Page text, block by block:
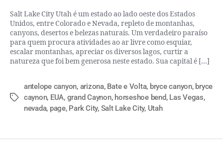
Salt Lake City Utah é um estado ao lado oeste dos Estados
Unidos, entre Colorado e Nevada, repleto de montanhas,
canyons, desertos e belezas naturais. Um verdadeiro paraíso
para quem procura atividades ao ar livre como esquiar,
escalar montanhas, apreciar os diversos lagos, curtir a
natureza que foi bem generosa neste estado. Sua capital é […]
antelope canyon, arizona, Bate e Volta, bryce canyon, bryce
caynon, EUA, grand Caynon, horseshoe bend, Las Vegas,
nevada, page, Park City, Salt Lake City, Utah